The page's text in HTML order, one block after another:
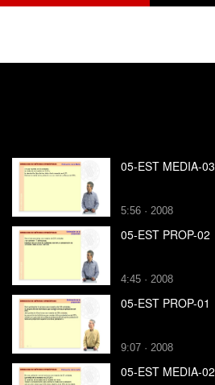
05-EST MEDIA-03
5:56 · 2008
05-EST PROP-02
4:45 · 2008
05-EST PROP-01
9:07 · 2008
05-EST MEDIA-02